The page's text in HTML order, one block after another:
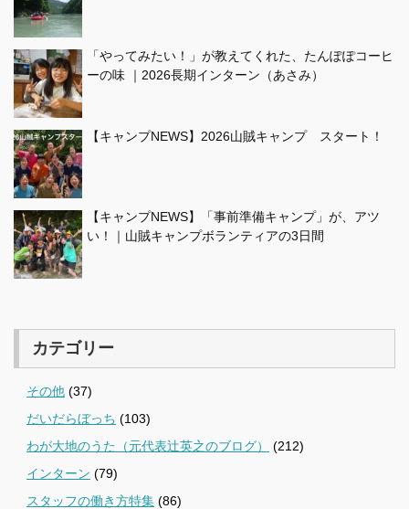
「やってみたい！」が教えてくれた、たんぽぽコーヒ
ーの味 ｜2026長期インターン（あさみ）
【キャンプNEWS】2026山賊キャンプ スタート！
【キャンプNEWS】「事前準備キャンプ」が、アツ
い！｜山賊キャンプボランティアの3日間
カテゴリー
その他 (37)
だいだらぼっち (103)
わが大地のうた（元代表辻英之のブログ）
(212)
インターン (79)
スタッフの働き方特集 (86)